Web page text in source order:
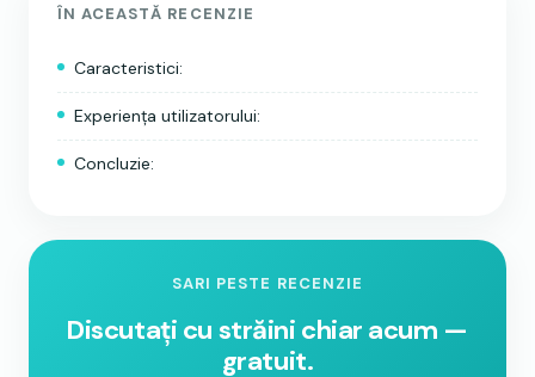
ÎN ACEASTĂ RECENZIE
Caracteristici:
Experiența utilizatorului:
Concluzie:
SARI PESTE RECENZIE
Discutați cu străini chiar acum —
gratuit.